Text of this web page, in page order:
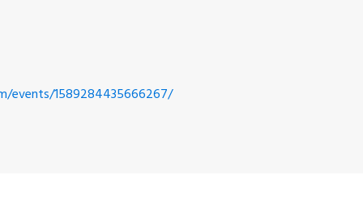
events/1589284435666267/